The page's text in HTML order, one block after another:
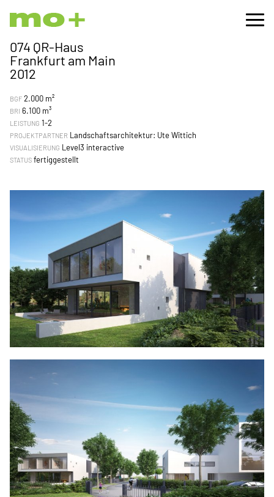
074 QR-Haus
Frankfurt am Main
2012
BGF 2.000 m²
BRI 6.100 m³
LEISTUNG 1-2
PROJEKTPARTNER Landschaftsarchitektur: Ute Wittich
VISUALISIERUNG Level3 interactive
STATUS fertiggestellt